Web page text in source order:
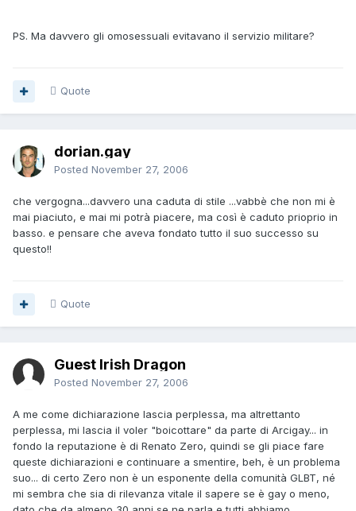
PS. Ma davvero gli omosessuali evitavano il servizio militare?
Quote
dorian.gay
Posted November 27, 2006
che vergogna...davvero una caduta di stile ...vabbè che non mi è
mai piaciuto, e mai mi potrà piacere, ma così è caduto prioprio in
basso. e pensare che aveva fondato tutto il suo successo su
questo!!
Quote
Guest Irish Dragon
Posted November 27, 2006
A me come dichiarazione lascia perplessa, ma altrettanto
perplessa, mi lascia il voler "boicottare" da parte di Arcigay... in
fondo la reputazione è di Renato Zero, quindi se gli piace fare
queste dichiarazioni e continuare a smentire, beh, è un problema
suo... di certo Zero non è un esponente della comunità GLBT, né
mi sembra che sia di rilevanza vitale il sapere se è gay o meno,